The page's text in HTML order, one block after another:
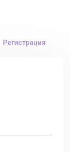
Регистрация